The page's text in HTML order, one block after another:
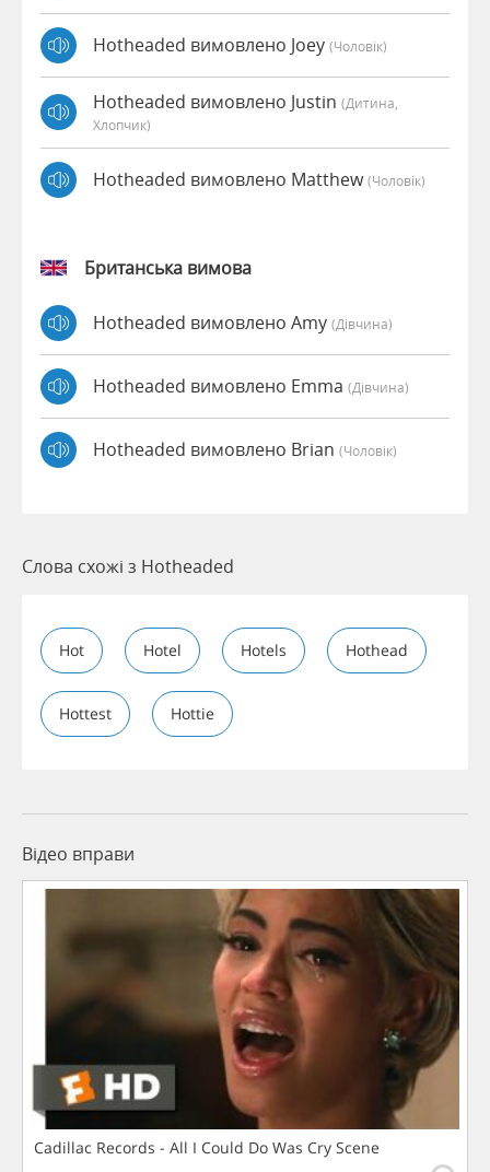
Hotheaded вимовлено Joey (чоловік)
Hotheaded вимовлено Justin (дитина,
Хлопчик)
Hotheaded вимовлено Matthew(чоловік)
Британська вимова
Hotheaded вимовлено Amy (дівчина)
Hotheaded вимовлено Emma (дівчина)
Hotheaded вимовлено Brian (чоловік)
Слова схожі з Hotheaded
Hot Hotel Hotels Hothead
Hottest Hottie
Відео вправи
Cadillac Records - All I Could Do Was Cry Scene